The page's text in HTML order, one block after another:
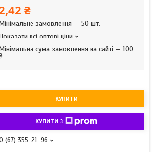
₴
Мінімальне замовлення — 50 шт.
Показати всі оптові ціни
Мінімальна сума замовлення на сайті — 100
КУПИТИ
КУПИТИ З
(67) 355-21-96